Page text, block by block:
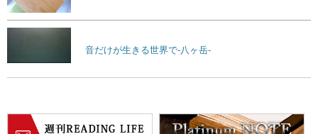
音だけが生きる世界で-八ヶ岳-